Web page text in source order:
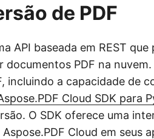
de PDF
API baseada em REST
PDF na
incluindo a capacidade de
Cloud SDK para
O SDK oferece uma
Cloud em seus